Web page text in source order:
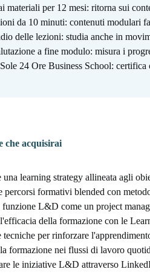
materiali per 12 mesi: ritorna sui
da 10 minuti: contenuti modulari
delle lezioni: studia anche in
a fine modulo: misura i
24 Ore Business School: certifica
che acquisirai
una learning strategy allineata agli
percorsi formativi blended con
funzione L&D come un project
della formazione con le
tecniche per rinforzare
formazione nei flussi di lavoro
le iniziative L&D attraverso